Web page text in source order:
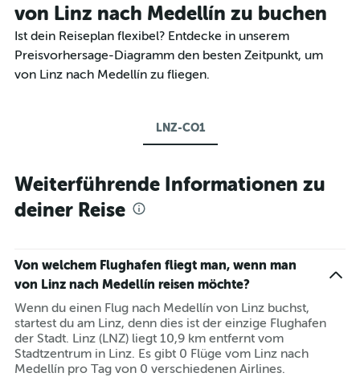
von Linz nach Medellín zu buchen
Ist dein Reiseplan flexibel? Entdecke in unserem
Preisvorhersage-Diagramm den besten Zeitpunkt, um
von Linz nach Medellín zu fliegen.
LNZ-CO1
Weiterführende Informationen zu
deiner Reise
Von welchem Flughafen fliegt man, wenn man
von Linz nach Medellín reisen möchte?
Wenn du einen Flug nach Medellín von Linz buchst,
startest du am Linz, denn dies ist der einzige Flughafen
der Stadt. Linz (LNZ) liegt 10,9 km entfernt vom
Stadtzentrum in Linz. Es gibt 0 Flüge vom Linz nach
Medellín pro Tag von 0 verschiedenen Airlines.